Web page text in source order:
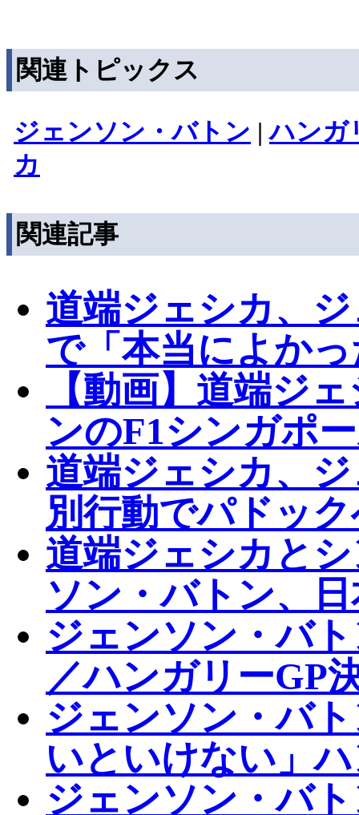
関連トピックス
ジェンソン・バトン |ハンガ
カ
関連記事
道端ジェシカ、
で「本当によか
【動画】道端ジ
ンのF1シンガポ
道端ジェシカ、
別行動でパドッ
道端ジェシカと
ソン・バトン、
ジェンソン・バ
／ハンガリーGP
ジェンソン・バ
いといけない」
ジェンソン・バ